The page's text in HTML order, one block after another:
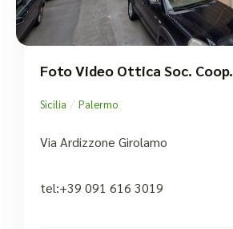
Foto Video Ottica Soc. Coop.
Sicilia / Palermo
Via Ardizzone Girolamo
tel:+39 091 616 3019